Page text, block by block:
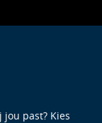
past? Kies